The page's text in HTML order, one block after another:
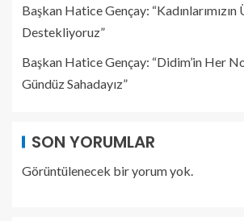
Başkan Hatice Gençay:
Destekliyoruz”
Başkan Hatice Gençay: “Didim’in Her
Gündüz Sahadayız”
SON YORUMLAR
Görüntülenecek bir yorum yok.